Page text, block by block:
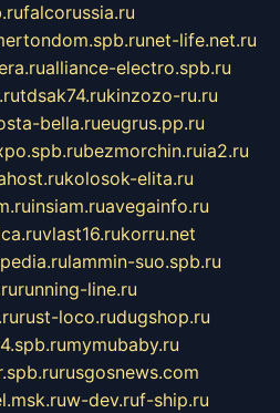
falcorussia.ru
net-life.net.ru
alliance-electro.spb.ru
tdsak74.rukinzozo-ru.ru
bella.rueugrus.pp.ru
bezmorchin.ruia2.ru
kolosok-elita.ru
insiam.ruavegainfo.ru
vlast16.rukorru.net
lammin-suo.spb.ru
running-line.ru
rust-loco.rudugshop.ru
mymubaby.ru
rusgosnews.com
w-dev.ruf-ship.ru